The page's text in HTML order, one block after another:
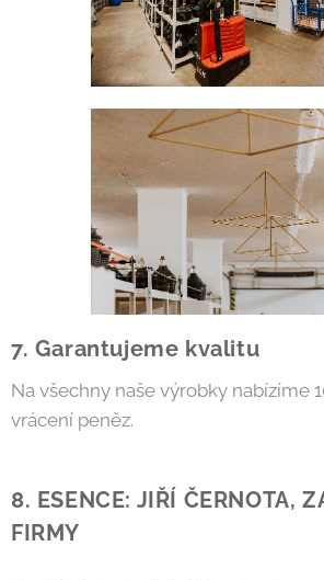
7. Garantujeme kvalitu
Na všechny naše výrobky nabízíme
vrácení peněz.
8. ESENCE: JIŘÍ ČERNOTA,
FIRMY